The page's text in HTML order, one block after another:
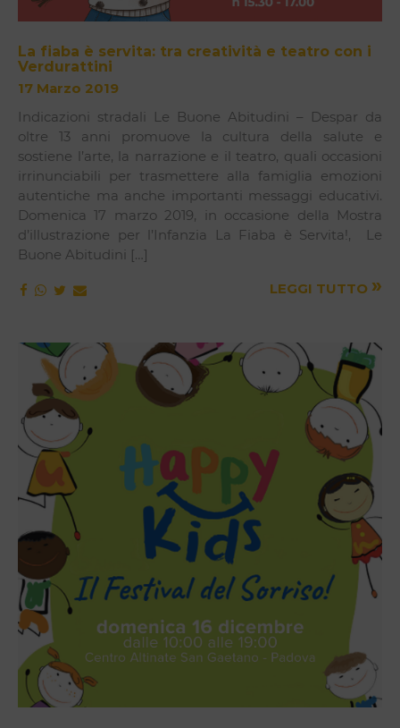
La fiaba è servita: tra creatività e teatro con i
Verdurattini
17 Marzo 2019
Indicazioni stradali Le Buone Abitudini – Despar da
oltre 13 anni promuove la cultura della salute e
sostiene l’arte, la narrazione e il teatro, quali occasioni
irrinunciabili per trasmettere alla famiglia emozioni
autentiche ma anche importanti messaggi educativi.
Domenica 17 marzo 2019, in occasione della Mostra
d’illustrazione per l’Infanzia La Fiaba è Servita!, Le
Buone Abitudini […]
LEGGI TUTTO »